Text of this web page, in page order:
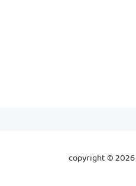
copyright ©2026